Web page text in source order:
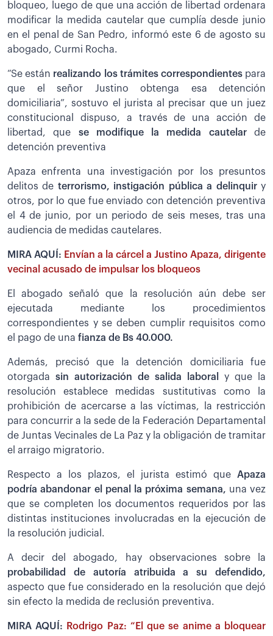
bloqueo, luego de que una acción de libertad ordenara
modificar la medida cautelar que cumplía desde junio
en el penal de San Pedro, informó este 6 de agosto su
abogado, Curmi Rocha.
“Se están realizando los trámites correspondientespara
que el señor Justino obtenga esa detención
domiciliaria”, sostuvo el jurista al precisar que un juez
constitucional dispuso, a través de una acción de
libertad, que se modifique la medida cautelarde
detención preventiva
Apaza enfrenta una investigación por los presuntos
delitos de terrorismo, instigación pública a delinquiry
otros, por lo que fue enviado con detención preventiva
el 4 de junio, por un periodo de seis meses, tras una
audiencia de medidas cautelares.
MIRA AQUÍ: Envían a la cárcel a Justino Apaza, dirigente
vecinal acusado de impulsar los bloqueos
El abogado señaló que la resolución aún debe ser
ejecutada mediante los procedimientos
correspondientes y se deben cumplir requisitos como
el pago de una fianza de Bs 40.000.
Además, precisó que la detención domiciliaria fue
otorgada sin autorización de salida laboral
y que la
resolución establece medidas sustitutivas como la
prohibición de acercarse a las víctimas, la restricción
para concurrir a la sede de la Federación Departamental
de Juntas Vecinales de La Paz y la obligación de tramitar
el arraigo migratorio.
Respecto a los plazos, el jurista estimó que Apaza
podría abandonar el penal la próxima semana, una vez
que se completen los documentos requeridos por las
distintas instituciones involucradas en la ejecución de
la resolución judicial.
A decir del abogado, hay observaciones sobre la
probabilidad de autoría atribuida a su defendido,
aspecto que fue considerado en la resolución que dejó
sin efecto la medida de reclusión preventiva.
MIRA AQUÍ: Rodrigo Paz: “El que se anime a bloquear